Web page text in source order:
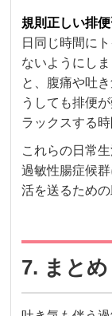
規則正しい排
日同じ時間に
ないようにし
と、腹痛や吐
うしても排便
ラックスする
これらの日常
過敏性腸症候
活を送るための
7. まとめ